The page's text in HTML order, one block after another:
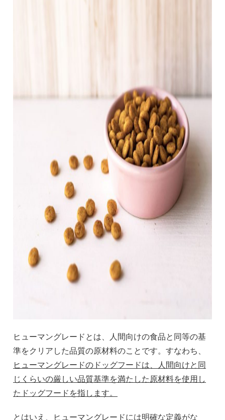
ヒューマングレードとは、人間向けの食品と同等の基
準をクリアした品質の原材料のことです。すなわち、
ヒューマングレードのドッグフードは、人間向けと同
じくらいの厳しい品質基準を満たした原材料を使用し
たドッグフードを指します。
とはいえ、ヒューマングレードには明確な定義がな